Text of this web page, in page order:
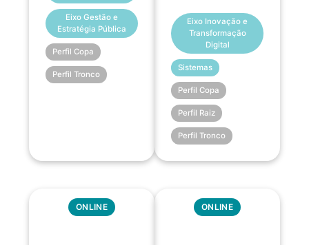
Eixo Gestão e
Estratégia Pública
Perfil Copa
Perfil Tronco
Eixo Inovação e
Transformação
Digital
Sistemas
Perfil Copa
Perfil Raiz
Perfil Tronco
ONLINE ONLINE